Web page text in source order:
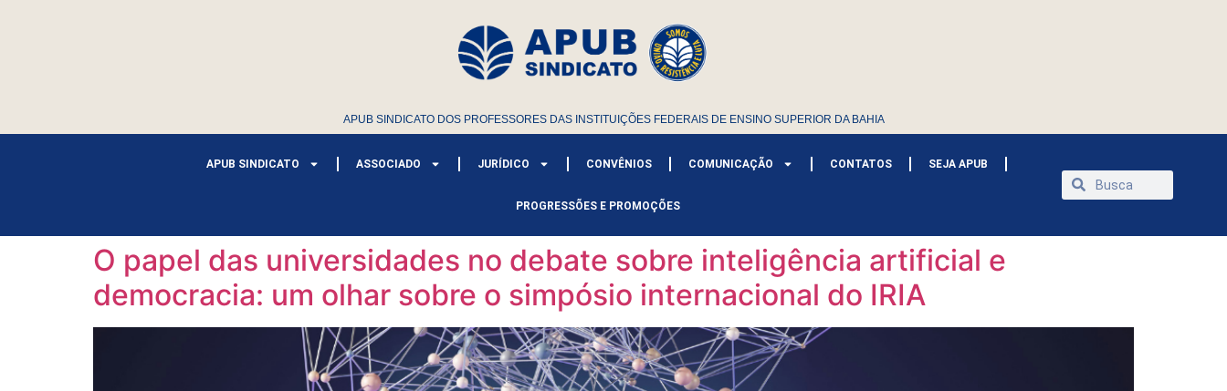
APUB SINDICATO DOS PROFESSORES DAS INSTITUIÇÕES FEDERAIS DE ENSINO SUPERIOR DA BAHIA
APUB SINDICATO ASSOCIADO JURÍDICO CONVÊNIOS COMUNICAÇÃO CONTATOS SEJA APUB
PROGRESSÕES E PROMOÇÕES
O papel das universidades no debate sobre inteligência artificial e
democracia: um olhar sobre o simpósio internacional do IRIA